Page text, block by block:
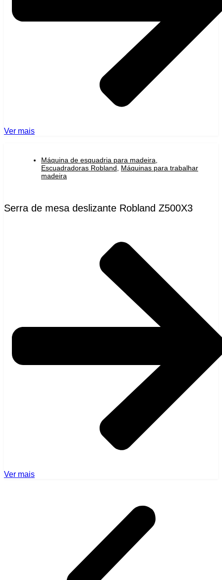
Ver mais
Máquina de esquadria para madeira
Escuadradoras Robland
Máquinas para trabalhar
madeira
Serra de mesa deslizante Robland Z500X3
Ver mais